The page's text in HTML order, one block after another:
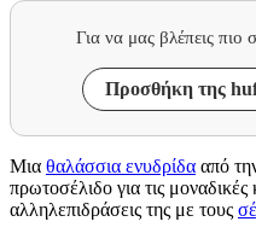
Για να μας βλέπεις πιο
Προσθήκη της
Μια θαλάσσια ενυδρίδα από
πρωτοσέλιδο για τις
αλληλεπιδράσεις της με τους